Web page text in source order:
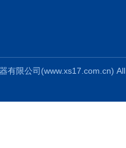
有限公司